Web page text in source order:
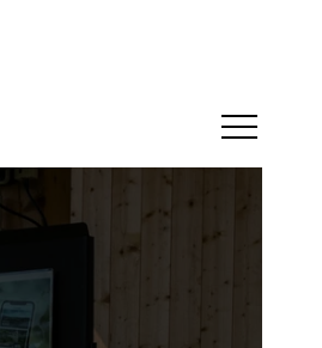
Menü